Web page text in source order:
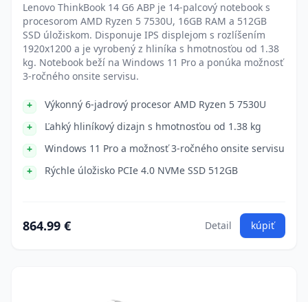
Lenovo ThinkBook 14 G6 ABP je 14-palcový notebook s
procesorom AMD Ryzen 5 7530U, 16GB RAM a 512GB
SSD úložiskom. Disponuje IPS displejom s rozlíšením
1920x1200 a je vyrobený z hliníka s hmotnosťou od 1.38
kg. Notebook beží na Windows 11 Pro a ponúka možnosť
3-ročného onsite servisu.
Výkonný 6-jadrový procesor AMD Ryzen 5 7530U
Ľahký hliníkový dizajn s hmotnosťou od 1.38 kg
Windows 11 Pro a možnosť 3-ročného onsite servisu
Rýchle úložisko PCIe 4.0 NVMe SSD 512GB
864.99 € Detail kúpiť